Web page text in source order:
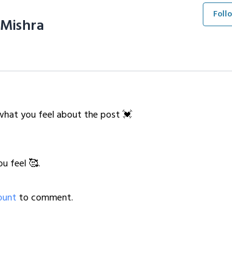
you feel about the post 💓
feel 🥰.
to comment.